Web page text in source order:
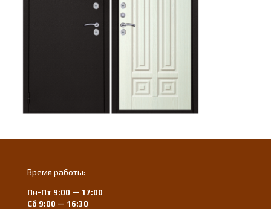
Время работы:
Пн-Пт 9:00 — 17:00
Сб 9:00 — 16:30